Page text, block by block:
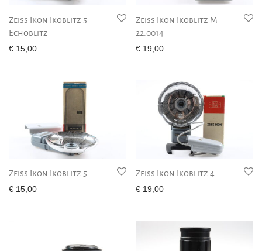
Zeiss Ikon Ikoblitz 5
Echoblitz
€ 15,00
Zeiss Ikon Ikoblitz M
22.0014
€ 19,00
Zeiss Ikon Ikoblitz 5
€ 15,00
Zeiss Ikon Ikoblitz 4
€ 19,00